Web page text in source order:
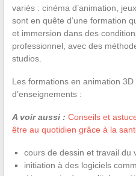
variés : cinéma d’animation,
sont en quête d’une formation
et immersion dans des
professionnel, avec des
studios.
Les formations en animation
d’enseignements :
A voir aussi : Conseils et
être au quotidien grâce à la
cours de dessin et travail du
initiation à des logiciels